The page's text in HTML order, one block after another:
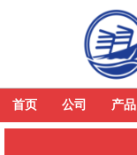
首页 公司 产品